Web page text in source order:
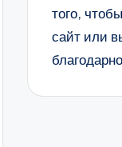
того,
сайт или